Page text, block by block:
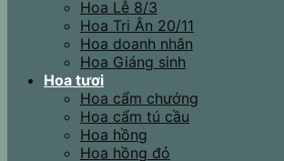
Hoa Lễ 8/3
Hoa Tri Ân 20/11
Hoa doanh nhân
Hoa Giáng sinh
Hoa tươi
Hoa cẩm chướng
Hoa cẩm tú cầu
Hoa hồng
Hoa hồng đỏ